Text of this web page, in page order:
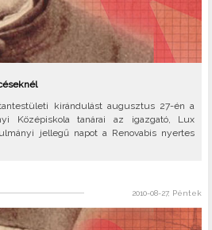
kirándulást augusztus 27-én a
Középiskola tanárai az igazgató, Lux
jellegű napot a Renovabis nyertes
2010-08-27, Péntek